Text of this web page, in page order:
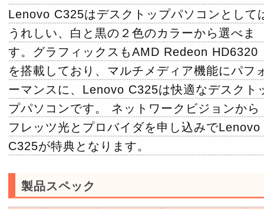
Lenovo C325はデスクトップパソコンとして
うれしい、白と黒の２色のカラーから選べま
す。グラフィックスもAMD Redeon HD6320
を搭載しており、マルチメディア機能にパフ
ーマンスに、Lenovo C325は快適なデスクト
プパソコンです。 ネットワークビジョンから
フレッツ光とプロバイダを申し込みでLenovo
C325が特典となります。
製品スペック